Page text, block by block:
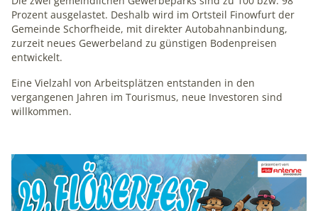
Prozent ausgelastet. Deshalb wird im Ortsteil Finowfurt der
Gemeinde Schorfheide, mit direkter Autobahnanbindung,
zurzeit neues Gewerbeland zu günstigen Bodenpreisen
entwickelt.
Eine Vielzahl von Arbeitsplätzen entstanden in den
vergangenen Jahren im Tourismus, neue Investoren sind
willkommen.
Schlagzeilen
cookie_consent
Anbieter:
mindshape GmbH
Zweck:
Speichert Ihre Cookie-Einstellungen
STATISTIK